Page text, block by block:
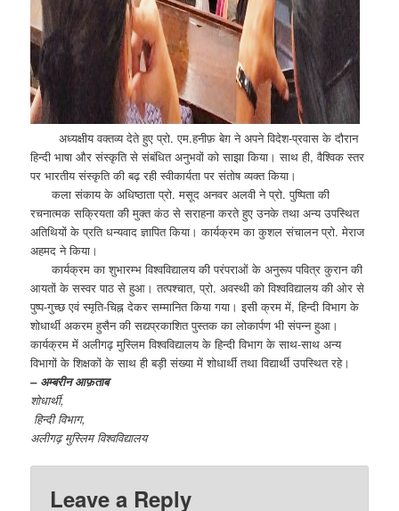
अध्यक्षीय वक्तव्य देते हुए प्रो. एम.हनीफ़ बेग़ ने अपने विदेश-प्रवास के दौरान
हिन्दी भाषा और संस्कृति से संबंधित अनुभवों को साझा किया। साथ ही, वैश्विक स्तर
पर भारतीय संस्कृति की बढ़ रही स्वीकार्यता पर संतोष व्यक्त किया।
कला संकाय के अधिष्ठाता प्रो. मसूद अनवर अलवी ने प्रो. पुष्पिता की
रचनात्मक सक्रियता की मुक्त कंठ से सराहना करते हुए उनके तथा अन्य उपस्थित
अतिथियों के प्रति धन्यवाद ज्ञापित किया। कार्यक्रम का कुशल संचालन प्रो. मेराज
अहमद ने किया।
कार्यक्रम का शुभारम्भ विश्वविद्यालय की परंपराओं के अनुरूप पवित्र कुरान की
आयतों के सस्वर पाठ से हुआ। तत्पश्चात, प्रो. अवस्थी को विश्वविद्यालय की ओर से
पुष्प-गुच्छ एवं स्मृति-चिह्न देकर सम्मानित किया गया। इसी क्रम में, हिन्दी विभाग के
शोधार्थी अकरम हुसैन की सद्यप्रकाशित पुस्तक का लोकार्पण भी संपन्न हुआ।
कार्यक्रम में अलीगढ़ मुस्लिम विश्वविद्यालय के हिन्दी विभाग के साथ-साथ अन्य
विभागों के शिक्षकों के साथ ही बड़ी संख्या में शोधार्थी तथा विद्यार्थी उपस्थित रहे।
– अम्बरीन आफ़ताब
शोधार्थी,
हिन्दी विभाग,
अलीगढ़ मुस्लिम विश्वविद्यालय
Leave a Reply